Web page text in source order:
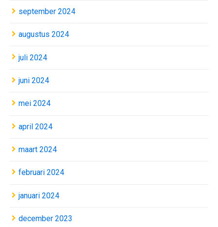
september 2024
augustus 2024
juli 2024
juni 2024
mei 2024
april 2024
maart 2024
februari 2024
januari 2024
december 2023